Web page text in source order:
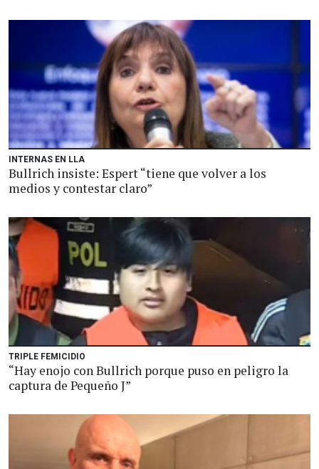
INTERNAS EN LLA
Bullrich insiste: Espert “tiene que volver a los
medios y contestar claro”
TRIPLE FEMICIDIO
“Hay enojo con Bullrich porque puso en peligro la
captura de Pequeño J”